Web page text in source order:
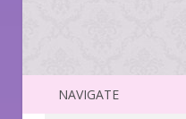
NAVIGATE